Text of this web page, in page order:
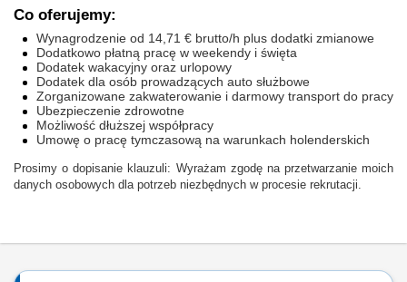
Co oferujemy:
Wynagrodzenie od 14,71 € brutto/h plus dodatki zmianowe
Dodatkowo płatną pracę w weekendy i święta
Dodatek wakacyjny oraz urlopowy
Dodatek dla osób prowadzących auto służbowe
Zorganizowane zakwaterowanie i darmowy transport do pracy
Ubezpieczenie zdrowotne
Możliwość dłuższej współpracy
Umowę o pracę tymczasową na warunkach holenderskich
Prosimy o dopisanie klauzuli: Wyrażam zgodę na przetwarzanie moich
danych osobowych dla potrzeb niezbędnych w procesie rekrutacji.